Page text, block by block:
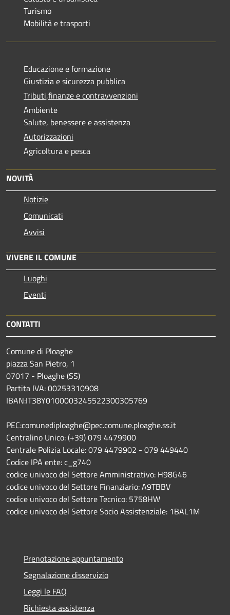
Turismo
Mobilità e trasporti
Educazione e formazione
Giustizia e sicurezza pubblica
Tributi,finanze e contravvenzioni
Ambiente
Salute, benessere e assistenza
Autorizzazioni
Agricoltura e pesca
NOVITÀ
Notizie
Comunicati
Avvisi
VIVERE IL COMUNE
Luoghi
Eventi
CONTATTI
Comune di Ploaghe
piazza San Pietro, 1
07017 - Ploaghe (SS)
Partita IVA: 00253310908
IBAN:IT38Y0100003245522300305769
PEC:comunediploaghe@pec.comune.ploaghe.ss.it
Centralino Unico: (+39) 079 4479900
Centrale Polizia Locale: 079 4479902 - 079 449440
Codice IPA ente: c_g740
codice univoco del Settore Amministrativo: H98G46
codice univoco del Settore Finanziario: A9TBBV
codice univoco del Settore Tecnico: 5758HW
codice univoco del Settore Socio Assistenziale: 1BAL1M
Prenotazione appuntamento
Segnalazione disservizio
Leggi le FAQ
Richiesta assistenza